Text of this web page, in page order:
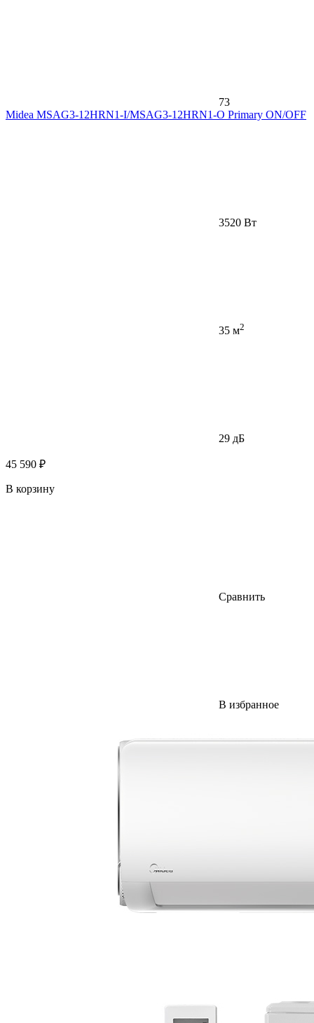
73
Midea MSAG3-12HRN1-I/MSAG3-12HRN1-O Primary ON/OFF
3520 Вт
35 м2
29 дБ
45 590 ₽
В корзину
Сравнить
В избранное